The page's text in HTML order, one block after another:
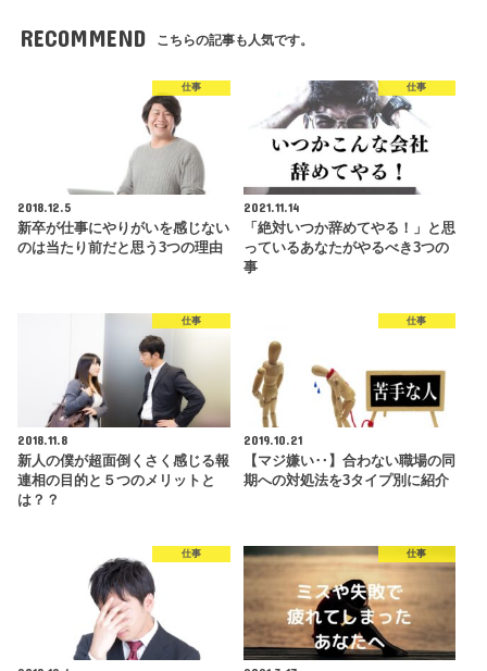
RECOMMEND こちらの記事も人気です。
仕事
2018.12.5
新卒が仕事にやりがいを感じない
のは当たり前だと思う3つの理由
仕事
2021.11.14
「絶対いつか辞めてやる！」と思
っているあなたがやるべき3つの
事
仕事
2018.11.8
新人の僕が超面倒くさく感じる報
連相の目的と５つのメリットと
は？？
仕事
2019.10.21
【マジ嫌い‥】合わない職場の同
期への対処法を3タイプ別に紹介
仕事 仕事